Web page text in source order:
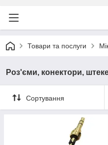
Товари та послуги
Роз'єми, конектори,
Сортування